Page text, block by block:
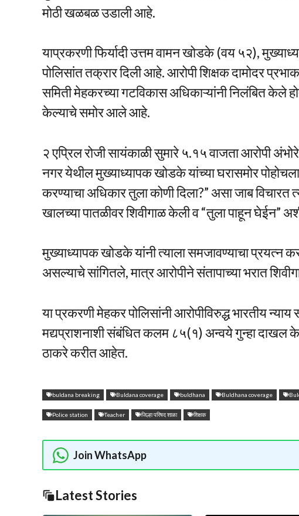
मोठी खळबळ उडाली आहे.
याप्रकरणी फिर्यादी उत्तम वामन खोडके (वय ५२),
पोलिसांत तक्रार दिली आहे. आरोपी शिक्षक दामोदर
समिती मेहकरच्या गटविकास अधिकाऱ्यांनी निलंबित केले
केल्याचे समोर आले आहे.
२ एप्रिल रोजी सायंकाळी सुमारे ५.१५ वाजता आरोपी
नगर येथील मुख्याध्यापक खोडके यांच्या घरासमोर
करण्याचा अधिकार तुला कोणी दिला?” असा जाब
खालच्या पातळीवर शिवीगाळ केली व “तुला पाहून घेईन”
मुख्याध्यापक खोडके यांनी त्याला समजावण्याचा प्रयत्न
असल्याचे सांगितले, मात्र आरोपीने संतापाच्या भरात
या प्रकरणी मेहकर पोलिसांनी आरोपीविरुद्ध भारतीय
मद्यप्राशनाशी संबंधित कलम ८५(१) अन्वये गुन्हा
ठाकरे करीत आहेत.
buldana breaking Buldana coverage buldhana Buldhana coverage
Police station Teacher जिल्हा परिषद शाळा शिक्षक
Join WhatsApp
Latest Stories